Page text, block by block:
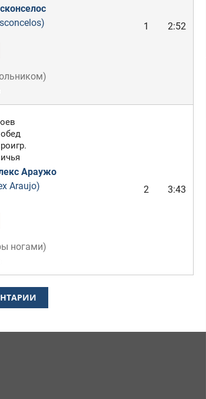
1 2:52
)
Араужо
Araujo)
2 3:43
ногами)